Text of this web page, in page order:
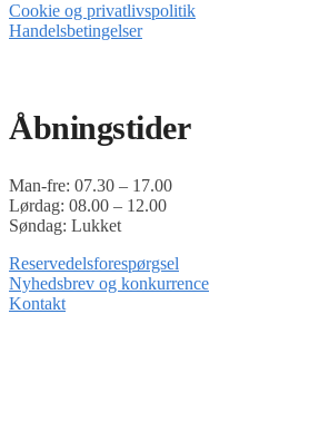
Cookie og privatlivspolitik
Handelsbetingelser
Åbningstider
Man-fre: 07.30 – 17.00
Lørdag: 08.00 – 12.00
Søndag: Lukket
Reservedelsforespørgsel
Nyhedsbrev og konkurrence
Kontakt